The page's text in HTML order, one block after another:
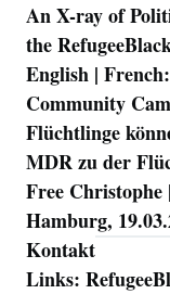
Navigation
An X-ray of
the
English |
Community
Flüchtlinge
MDR zu der
Free
Hamburg,
Kontakt
Links: